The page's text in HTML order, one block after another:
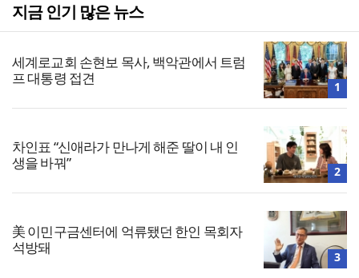
지금 인기 많은 뉴스
세계로교회 손현보 목사, 백악관에서 트럼
프 대통령 접견
1
차인표 “신애라가 만나게 해준 딸이 내 인
생을 바꿔”
2
美 이민구금센터에 억류됐던 한인 목회자
석방돼
3